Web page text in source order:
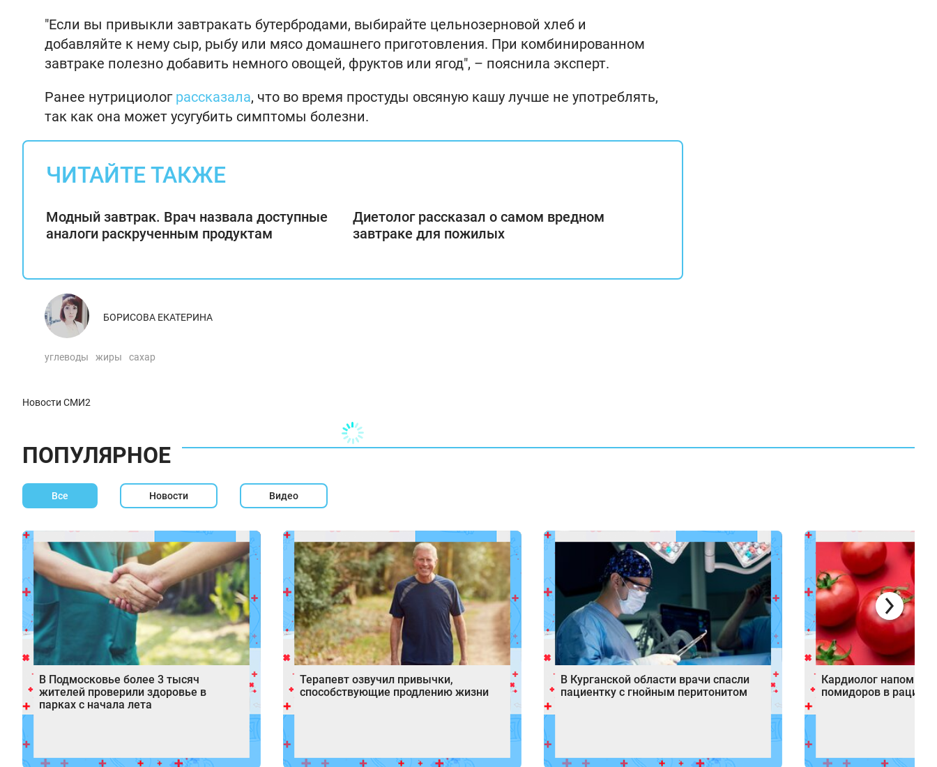
"Если вы привыкли завтракать бутербродами, выбирайте цельнозерновой хлеб и
добавляйте к нему сыр, рыбу или мясо домашнего приготовления. При комбинированном
завтраке полезно добавить немного овощей, фруктов или ягод", – пояснила эксперт.
Ранее нутрициолограссказала, что во время простуды овсяную кашу лучше не употреблять,
так как она может усугубить симптомы болезни.
ЧИТАЙТЕ ТАКЖЕ
Модный завтрак. Врач назвала доступные
аналоги раскрученным продуктам
Диетолог рассказал о самом вредном
завтраке для пожилых
БОРИСОВА ЕКАТЕРИНА
углеводы жиры сахар
Новости СМИ2
ПОПУЛЯРНОЕ
Все Новости Видео
В Подмосковье более 3 тысяч
жителей проверили здоровье в
парках с начала лета
Терапевт озвучил привычки,
способствующие продлению жизни
В Курганской области врачи спасли
пациентку с гнойным перитонитом
Кардиолог напомнил
помидоров в рационе